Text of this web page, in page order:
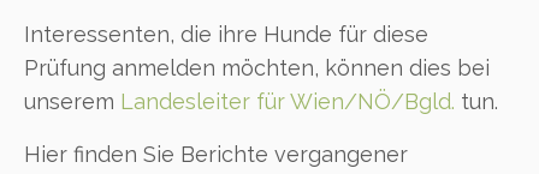
Interessenten, die ihre Hunde für diese
Prüfung anmelden möchten, können dies bei
unserem Landesleiter für Wien/NÖ/Bgld. tun.
Hier finden Sie Berichte vergangener